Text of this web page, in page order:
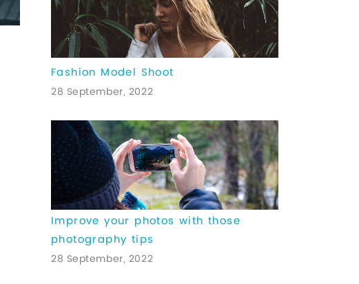
Fashion Model Shoot
28 September, 2022
Improve your photos with those
photography tips
28 September, 2022